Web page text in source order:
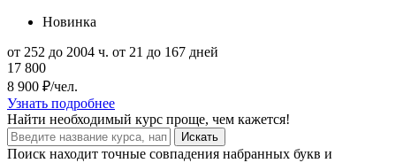
Новинка
от 252 до 2004 ч. от 21 до 167 дней
17 800
8 900 ₽/чел.
Узнать подробнее
Найти необходимый курс проще, чем кажется!
Искать
Поиск находит точные совпадения набранных букв и